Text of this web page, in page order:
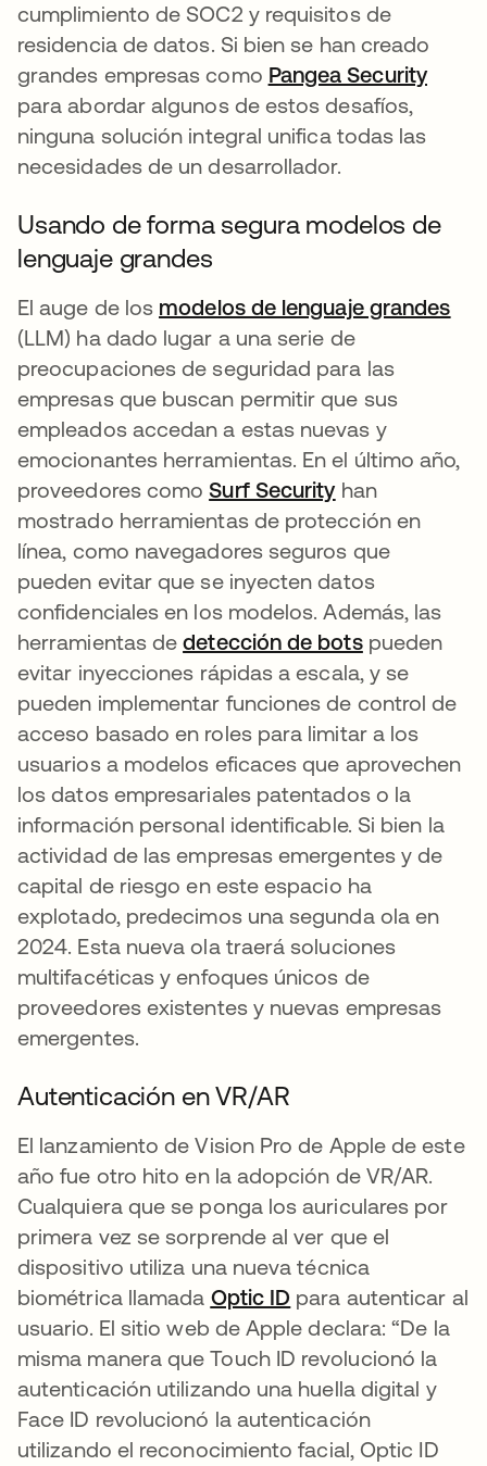
cumplimiento de SOC2 y requisitos de
residencia de datos. Si bien se han creado
grandes empresas como Pangea Securityse
para abordar algunos de estos desafíos,
ninguna solución integral unifica todas las
necesidades de un desarrollador.
Usando de forma segura modelos de
lenguaje grandes
El auge de los modelos de lenguaje grandes
(LLM) ha dado lugar a una serie de
preocupaciones de seguridad para las
empresas que buscan permitir que sus
empleados accedan a estas nuevas y
emocionantes herramientas. En el último año,
proveedores comoSurf Securityhan
mostrado herramientas de protección en
línea, como navegadores seguros que
pueden evitar que se inyecten datos
confidenciales en los modelos. Además, las
herramientas dedetección de botsse abre en
pueden
evitar inyecciones rápidas a escala, y se
pueden implementar funciones de control de
acceso basado en roles para limitar a los
usuarios a modelos eficaces que aprovechen
los datos empresariales patentados o la
información personal identificable. Si bien la
actividad de las empresas emergentes y de
capital de riesgo en este espacio ha
explotado, predecimos una segunda ola en
2024. Esta nueva ola traerá soluciones
multifacéticas y enfoques únicos de
proveedores existentes y nuevas empresas
emergentes.
Autenticación en VR/AR
El lanzamiento de Vision Pro de Apple de este
año fue otro hito en la adopción de VR/AR.
Cualquiera que se ponga los auriculares por
primera vez se sorprende al ver que el
dispositivo utiliza una nueva técnica
biométrica llamada Optic ID se abre en una
para autenticar al
usuario. El sitio web de Apple declara: “De la
misma manera que Touch ID revolucionó la
autenticación utilizando una huella digital y
Face ID revolucionó la autenticación
utilizando el reconocimiento facial, Optic ID